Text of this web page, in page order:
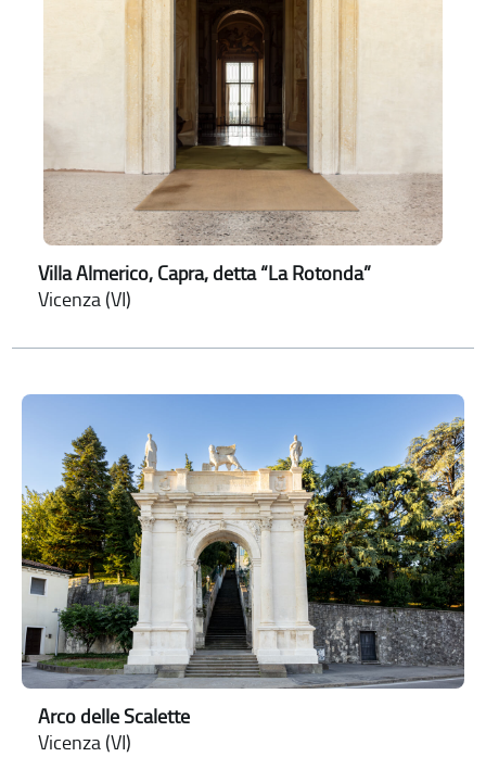
Villa Almerico, Capra, detta “La Rotonda”
Vicenza (VI)
Arco delle Scalette
Vicenza (VI)